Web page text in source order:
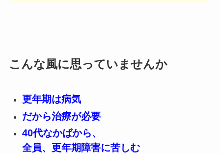
こんな風に思っていませんか
更年期は病気
だから治療が必要
40代なかばから、
全員、更年期障害に苦しむ